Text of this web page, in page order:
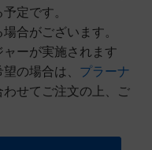
定です。
合がございます。
ーが実施されます
の場合は、 プラーナ
わせてご注文の上、ご